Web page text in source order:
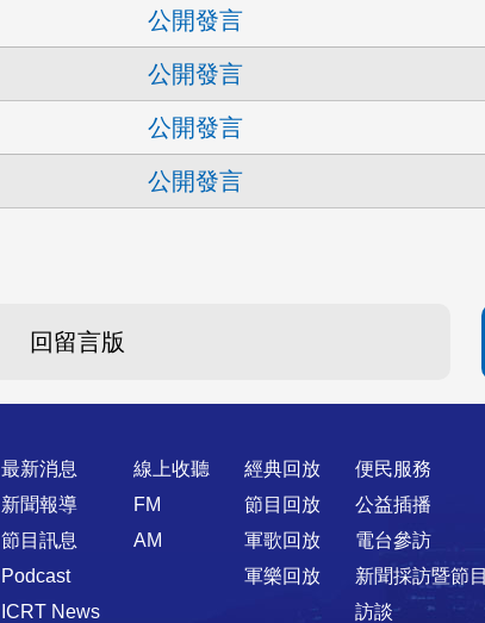
公開發言
公開發言
公開發言
公開發言
回留言版
最新消息
新聞報導
節目訊息
Podcast
ICRT News
線上收聽
FM
AM
經典回放
節目回放
軍歌回放
軍樂回放
便民服務
公益插播
電台參訪
新聞採訪暨節目
訪談